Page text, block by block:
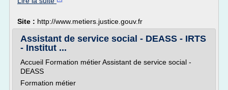
Site : http://www.metiers.justice.gouv.fr
Assistant de service social - DEASS - IRTS
- Institut ...
Accueil Formation métier Assistant de service social -
DEASS
Formation métier